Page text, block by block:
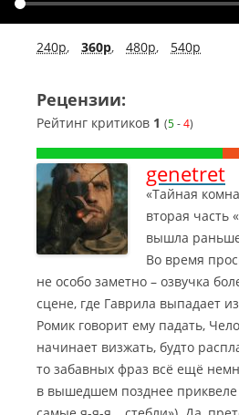
240p, 360p, 480p, 540p
Рецензии:
Рейтинг критиков 1 (5-4)
genetret
«Тайная
вторая часть
вышла
Во время
не особо заметно – озвучка
сцене, где Гаврила выпадает
Ромик говорит ему падать,
начинает визжать, будто
то забавных фраз всё ещё
в вышедшем позднее приквеле